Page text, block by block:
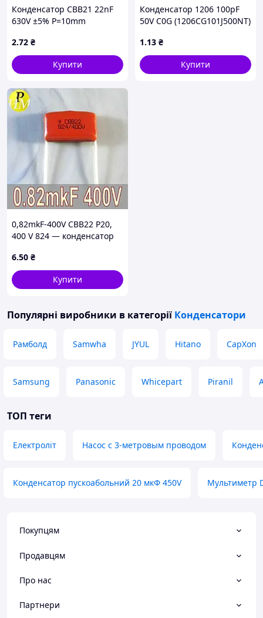
Конденсатор CBB21 22nF
630V ±5% P=10mm
2.72 ₴
Купити
Конденсатор 1206 100pF
50V C0G (1206CG101J500NT)
1.13 ₴
Купити
0,82mkF-400V CBB22 P20,
400 V 824 — конденсатор
6.50 ₴
Купити
Популярні виробники в категорії Конденсатори
Рамболд Samwha JYUL Hitano CapXon
Samsung Panasonic Whicepart Piranil
ТОП теги
Електроліт Насос с 3-метровым проводом
Конденсатор пускоабольний 20 мкФ 450V Мультиметр
Покупцям
Продавцям
Про нас
Партнери